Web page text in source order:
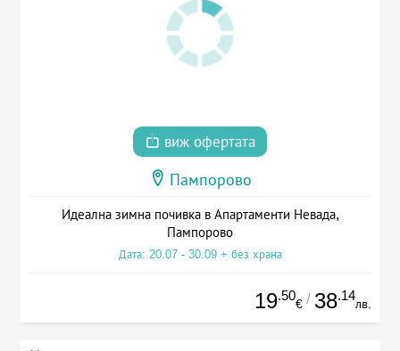
виж офертата
Пампорово
Идеална зимна почивка в Апартаменти Невада,
Пампорово
Дата: 20.07 - 30.09 + без храна
19.50
€ / 38.14
лв.